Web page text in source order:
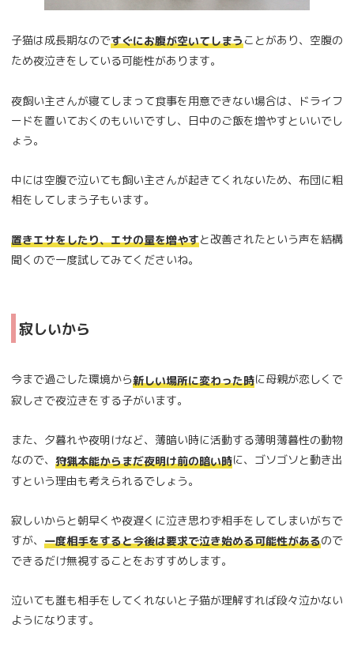
子猫は成長期なのですぐにお腹が空いてしまうことがあり、空腹の
ため夜泣きをしている可能性があります。
夜飼い主さんが寝てしまって食事を用意できない場合は、ドライフ
ードを置いておくのもいいですし、日中のご飯を増やすといいでし
ょう。
中には空腹で泣いても飼い主さんが起きてくれないため、布団に粗
相をしてしまう子もいます。
置きエサをしたり、エサの量を増やすと改善されたという声を結構
聞くので一度試してみてくださいね。
寂しいから
今まで過ごした環境から新しい場所に変わった時に母親が恋しくで
寂しさで夜泣きをする子がいます。
また、夕暮れや夜明けなど、薄暗い時に活動する薄明薄暮性の動物
なので、 狩猟本能からまだ夜明け前の暗い時に、ゴソゴソと動き出
すという理由も考えられるでしょう。
寂しいからと朝早くや夜遅くに泣き思わず相手をしてしまいがちで
すが、 一度相手をすると今後は要求で泣き始める可能性があるので
できるだけ無視することをおすすめします。
泣いても誰も相手をしてくれないと子猫が理解すれば段々泣かない
ようになります。